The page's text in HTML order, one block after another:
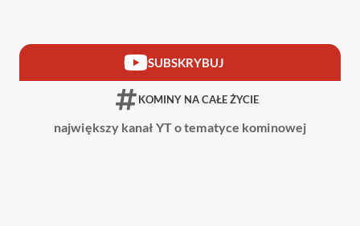
SUBSKRYBUJ
KOMINY NA CAŁE ŻYCIE
największy kanał YT o tematyce kominowej